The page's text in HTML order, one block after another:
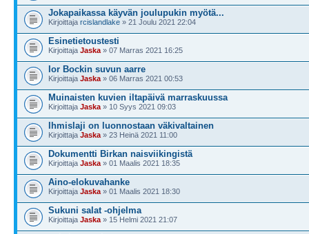
Jokapaikassa käyvän joulupukin myötä...
Kirjoittaja rcislandlake » 21 Joulu 2021 22:04
Esinetietoustesti
Kirjoittaja Jaska » 07 Marras 2021 16:25
Ior Bockin suvun aarre
Kirjoittaja Jaska » 06 Marras 2021 00:53
Muinaisten kuvien iltapäivä marraskuussa
Kirjoittaja Jaska » 10 Syys 2021 09:03
Ihmislaji on luonnostaan väkivaltainen
Kirjoittaja Jaska » 23 Heinä 2021 11:00
Dokumentti Birkan naisviikingistä
Kirjoittaja Jaska » 01 Maalis 2021 18:35
Aino-elokuvahanke
Kirjoittaja Jaska » 01 Maalis 2021 18:30
Sukuni salat -ohjelma
Kirjoittaja Jaska » 15 Helmi 2021 21:07